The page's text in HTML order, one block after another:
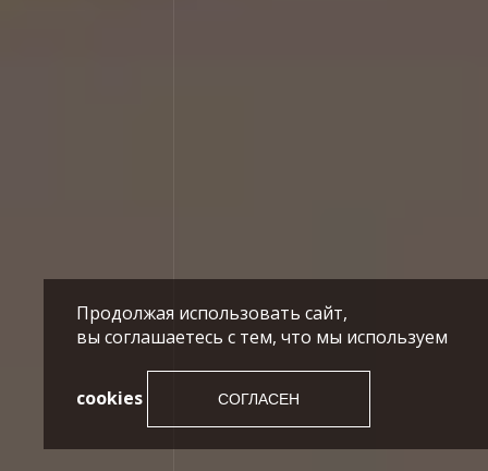
Продолжая использовать сайт,
вы соглашаетесь с тем, что мы используем
cookies СОГЛАСЕН